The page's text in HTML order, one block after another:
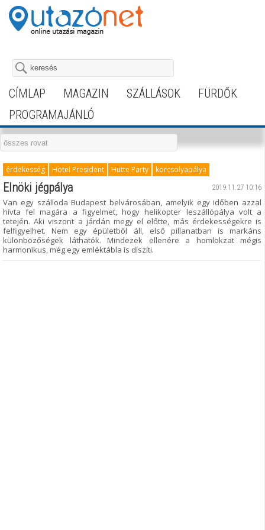
CÍMLAP MAGAZIN SZÁLLÁSOK
FÜRDŐK
PROGRAMAJÁNLÓ
érdekesség Hotel President Hütte Party korcsolyapálya
2019.11.27 10:16
Elnöki jégpálya
Van egy szálloda Budapest belvárosában, amelyik egy időben azzal
hívta fel magára a figyelmet, hogy helikopter leszállópálya volt a
tetején. Aki viszont a járdán megy el előtte, más érdekességekre is
felfigyelhet. Nem egy épületből áll, első pillanatban is markáns
különbözőségek láthatók. Mindezek ellenére a homlokzat mégis
harmonikus, még egy emléktábla is díszíti.